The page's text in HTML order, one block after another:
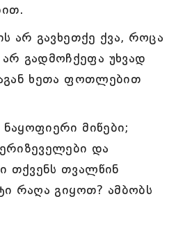
არ გავხეთქე ქვა, როცა
გადმოჩქეფა უხვად
ხეთა ფოთლებით
მიწები;
და
თქვენს თვალწინ
რაღა გიყოთ? ამბობს